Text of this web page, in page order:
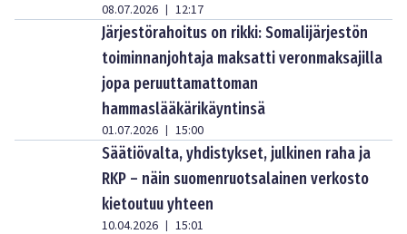
08.07.2026 | 12:17
Järjestörahoitus on rikki: Somalijärjestön
toiminnanjohtaja maksatti veronmaksajilla
jopa peruuttamattoman
hammaslääkärikäyntinsä
01.07.2026 | 15:00
Säätiövalta, yhdistykset, julkinen raha ja
RKP – näin suomenruotsalainen verkosto
kietoutuu yhteen
10.04.2026 | 15:01